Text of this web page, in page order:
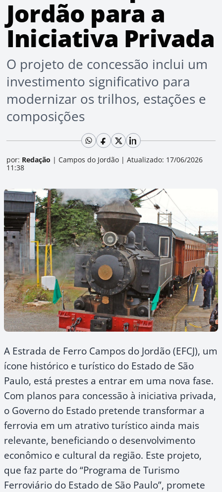
Jordão para a
Iniciativa Privada
O projeto de concessão inclui um
investimento significativo para
modernizar os trilhos, estações e
composições
por: Redação | Campos do Jordão | Atualizado: 17/06/2026
11:38
A Estrada de Ferro Campos do Jordão (EFCJ), um
ícone histórico e turístico do Estado de São
Paulo, está prestes a entrar em uma nova fase.
Com planos para concessão à iniciativa privada,
o Governo do Estado pretende transformar a
ferrovia em um atrativo turístico ainda mais
relevante, beneficiando o desenvolvimento
econômico e cultural da região. Este projeto,
que faz parte do “Programa de Turismo
Ferroviário do Estado de São Paulo”, promete